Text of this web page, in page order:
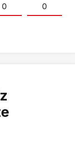
0 0